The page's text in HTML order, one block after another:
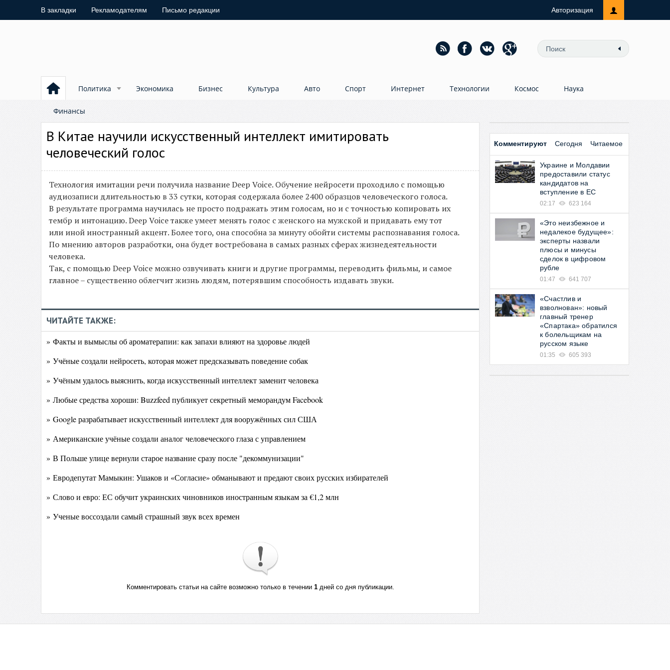
В закладки Рекламодателям Письмо редакции Авторизация
Политика Экономика Бизнес Культура Авто Спорт Интернет Технологии Космос Наука
Финансы
В Китае научили искусственный интеллект имитировать
человеческий голос‍
Технология имитации речи получила название Deep Voice. Обучение нейросети проходило с помощью
аудиозаписи длительностью в 33 сутки, которая содержала более 2400 образцов человеческого голоса.
В результате программа научилась не просто подражать этим голосам, но и с точностью копировать их
тембр и интонацию. Deep Voice также умеет менять голос с женского на мужской и придавать ему тот
или иной иностранный акцент. Более того, она способна за минуту обойти системы распознавания голоса.
По мнению авторов разработки, она будет востребована в самых разных сферах жизнедеятельности
человека.
Так, с помощью Deep Voice можно озвучивать книги и другие программы, переводить фильмы, и самое
главное – существенно облегчит жизнь людям, потерявшим способность издавать звуки.
ЧИТАЙТЕ ТАКЖЕ:
» Факты и вымыслы об ароматерапии: как запахи влияют на здоровье людей
» Учёные создали нейросеть, которая может предсказывать поведение собак
» Учёным удалось выяснить, когда искусственный интеллект заменит человека‍
» Любые средства хороши: Buzzfeed публикует секретный меморандум Facebook
» Google разрабатывает искусственный интеллект для вооружённых сил США
» Американские учёные создали аналог человеческого глаза с управлением
» В Польше улице вернули старое название сразу после "декоммунизации"
» Евродепутат Мамыкин: Ушаков и «Согласие» обманывают и предают своих русских избирателей
» Слово и евро: ЕС обучит украинских чиновников иностранным языкам за €1,2 млн
» Ученые воссоздали самый страшный звук всех времен
Комментировать статьи на сайте возможно только в течении 1дней со дня публикации.
Комментируют Сегодня Читаемое
Украине и Молдавии
предоставили статус
кандидатов на
вступление в ЕС
02:17 623 164
«Это неизбежное и
недалекое будущее»:
эксперты назвали
плюсы и минусы
сделок в цифровом
рубле
01:47 641 707
«Счастлив и
взволнован»: новый
главный тренер
«Спартака» обратился
к болельщикам на
русском языке
01:35 605 393